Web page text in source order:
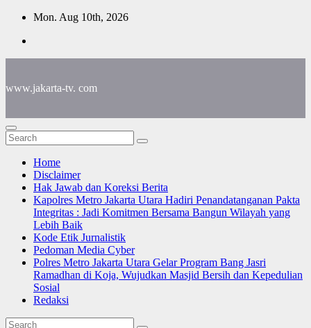
Skip
content
Mon. Aug 10th, 2026
www.jakarta-tv. com
Home
Disclaimer
Hak Jawab dan Koreksi Berita
Kapolres Metro Jakarta Utara Hadiri Penandatanganan Pakta
Integritas : Jadi Komitmen Bersama Bangun Wilayah yang
Lebih Baik
Kode Etik Jurnalistik
Pedoman Media Cyber
Polres Metro Jakarta Utara Gelar Program Bang Jasri
Ramadhan di Koja, Wujudkan Masjid Bersih dan Kepedulian
Sosial
Redaksi